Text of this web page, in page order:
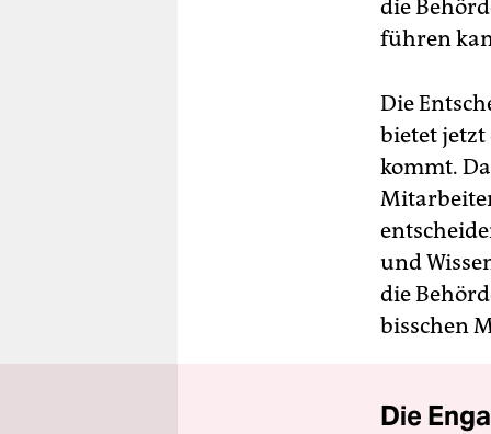
die
führen
Die
bietet jetzt
kommt.
und
die
bisschen
Die